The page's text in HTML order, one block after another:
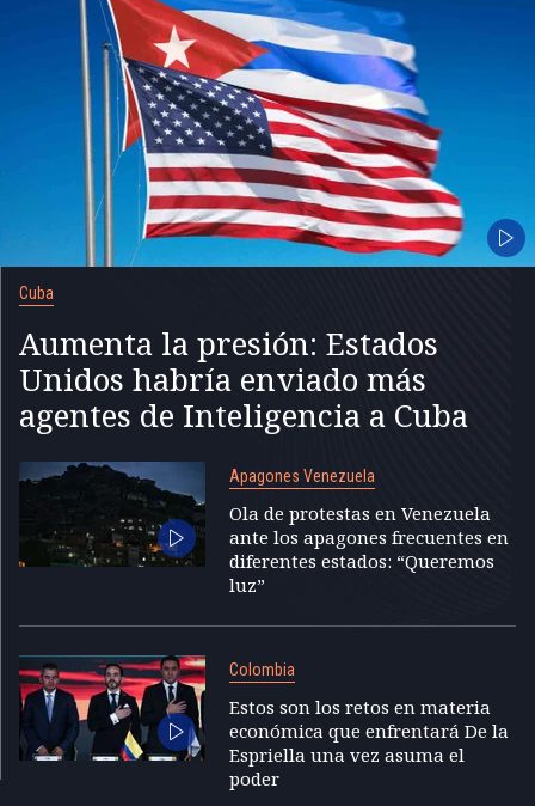
Cuba
Aumenta la presión: Estados
Unidos habría enviado más
agentes de Inteligencia a Cuba
Apagones Venezuela
Ola de protestas en Venezuela
ante los apagones frecuentes en
diferentes estados: “Queremos
luz”
Colombia
Estos son los retos en materia
económica que enfrentará De la
Espriella una vez asuma el
poder